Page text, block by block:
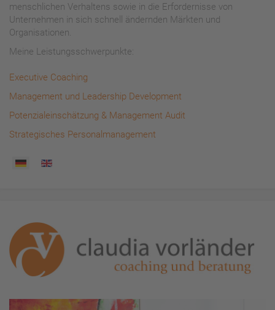
menschlichen Verhaltens sowie in die Erfordernisse von
Unternehmen in sich schnell ändernden Märkten und
Organisationen.
Meine Leistungsschwerpunkte:
Executive Coaching
Management und Leadership Development
Potenzialeinschätzung & Management Audit
Strategisches Personalmanagement